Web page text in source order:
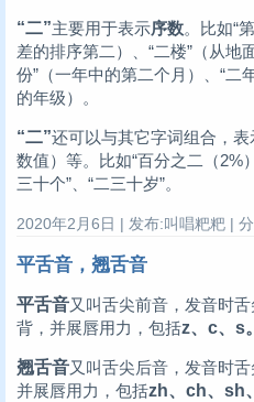
“二”主要用于表示序数。比如“
差的排序第二）、“二楼”（从地
份”（一年中的第二个月）、“二
的年级）。
“二”还可以与其它字词组合，表
数值）等。比如“百分之二（2%
三十个”、“二三十岁”。
2020年2月6日 | 发布:叫唱粑粑 |
平舌音，翘舌音
平舌音又叫舌尖前音，发音时
背，并展唇用力，包括z、c、s。
翘舌音又叫舌尖后音，发音时
并展唇用力，包括zh、ch、sh